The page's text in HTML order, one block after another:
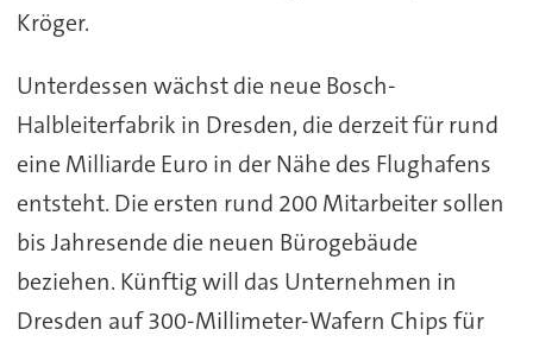
Kröger.
Unterdessen wächst die neue Bosch-
Halbleiterfabrik in Dresden, die derzeit für rund
eine Milliarde Euro in der Nähe des Flughafens
entsteht. Die ersten rund 200 Mitarbeiter sollen
bis Jahresende die neuen Bürogebäude
beziehen. Künftig will das Unternehmen in
Dresden auf 300-Millimeter-Wafern Chips für